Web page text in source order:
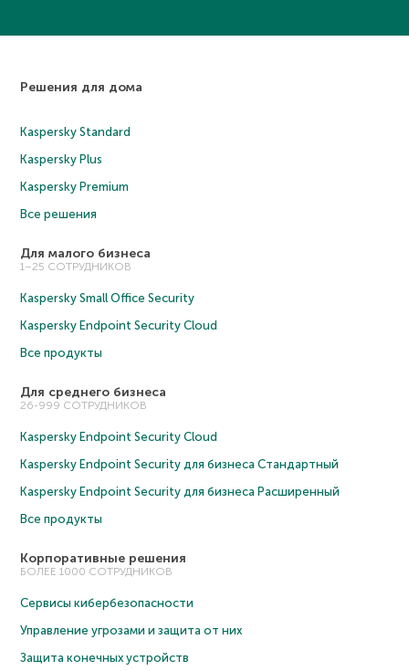
Решения для дома
Kaspersky Standard
Kaspersky Plus
Kaspersky Premium
Все решения
Для малого бизнеса
1–25 СОТРУДНИКОВ
Kaspersky Small Office Security
Kaspersky Endpoint Security Cloud
Все продукты
Для среднего бизнеса
26-999 СОТРУДНИКОВ
Kaspersky Endpoint Security Cloud
Kaspersky Endpoint Security для бизнеса Cтандартный
Kaspersky Endpoint Security для бизнеса Расширенный
Все продукты
Корпоративные решения
БОЛЕЕ 1000 СОТРУДНИКОВ
Сервисы кибербезопасности
Управление угрозами и защита от них
Защита конечных устройств